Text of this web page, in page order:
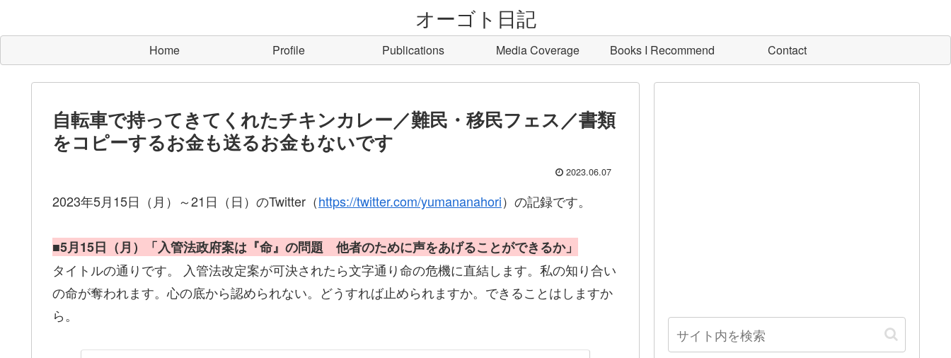
オーゴト日記
Home Profile Publications Media Coverage Books I Recommend Contact
自転車で持ってきてくれたチキンカレー／難民・移民フェス／書類
をコピーするお金も送るお金もないです
2023.06.07
2023年5月15日（月）～21日（日）のTwitter（https://twitter.com/yumananahori）の記録です。
■5月15日（月）「入管法政府案は『命』の問題 他者のために声をあげることができるか」
タイトルの通りです。 入管法改定案が可決されたら文字通り命の危機に直結します。私の知り合い
の命が奪われます。心の底から認められない。どうすれば止められますか。できることはしますか
ら。